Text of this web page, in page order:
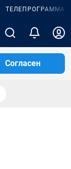
ТЕЛЕПРОГРАММА
Согласен